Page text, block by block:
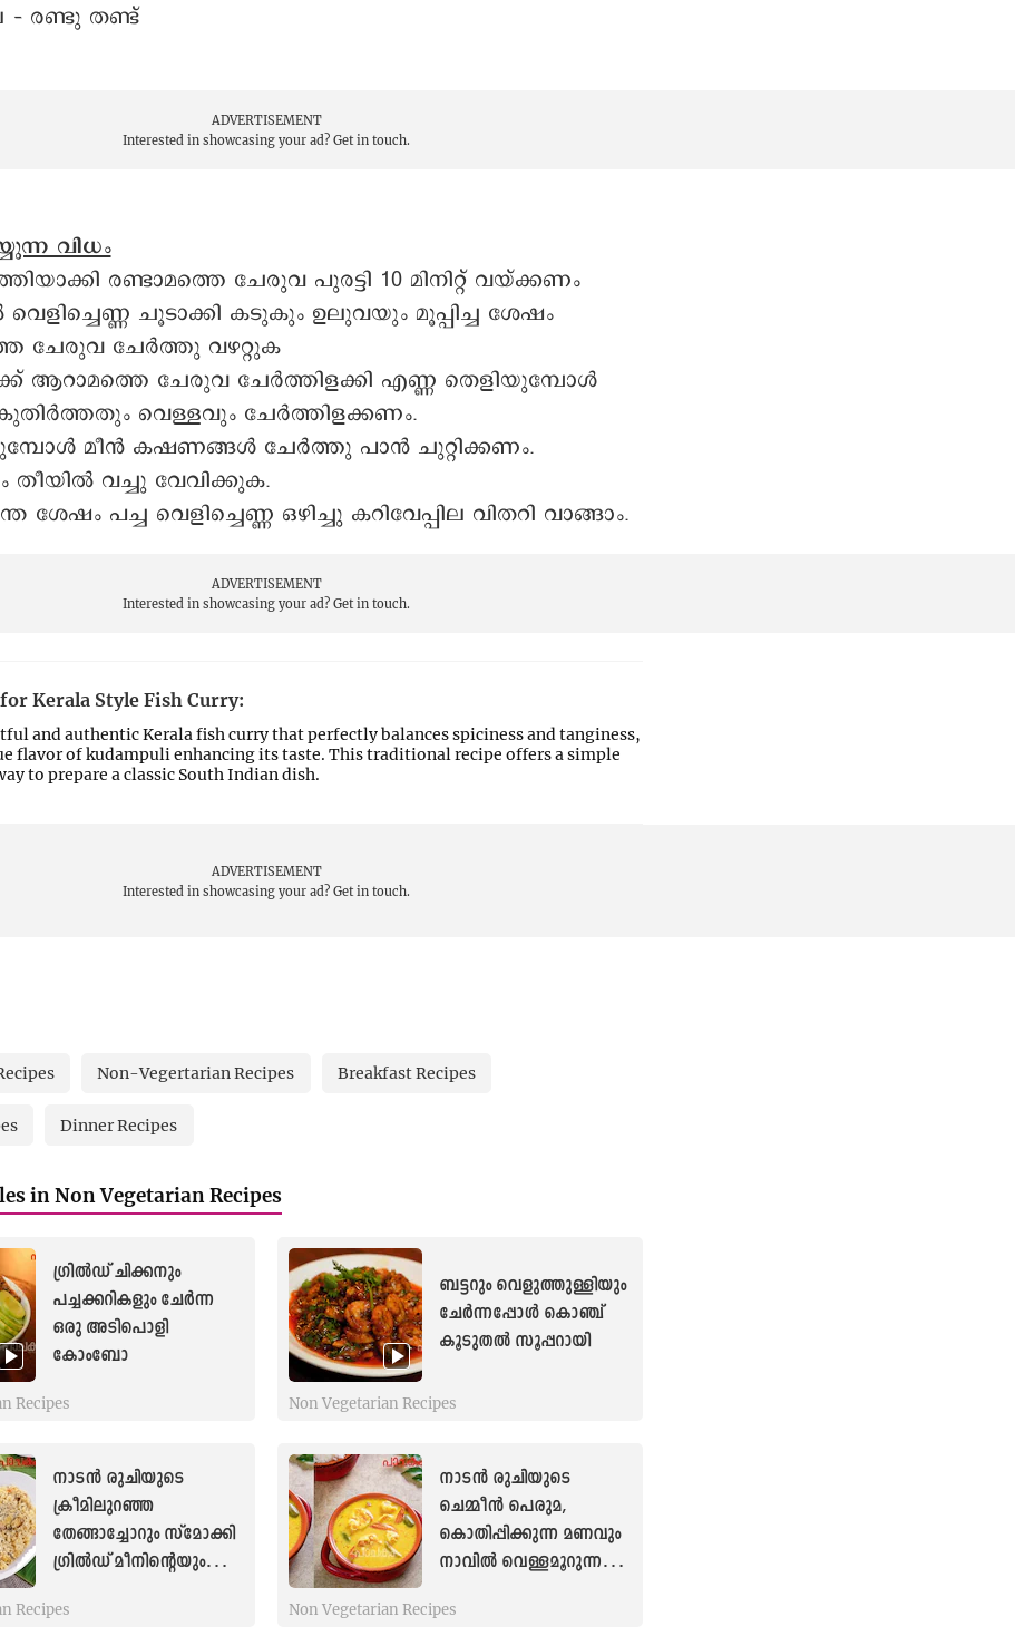
– രണ്ടു തണ്ട്
ADVERTISEMENT
Interested in showcasing your ad? Get in touch.
വിധം
രണ്ടാമത്തെ ചേരുവ പുരട്ടി 10 മിനിറ്റ് വയ്ക്കണം
വെളിച്ചെണ്ണ ചൂടാക്കി കടുകും ഉലുവയും മൂപ്പിച്ച ശേഷം
ചേരുവ ചേർത്തു വഴറ്റുക
ആറാമത്തെ ചേരുവ ചേർത്തിളക്കി എണ്ണ തെളിയുമ്പോൾ
വെള്ളവും ചേർത്തിളക്കണം.
മീൻ കഷണങ്ങൾ ചേർത്തു പാൻ ചുറ്റിക്കണം.
തീയിൽ വച്ചു വേവിക്കുക.
ശേഷം പച്ച വെളിച്ചെണ്ണ ഒഴിച്ചു കറിവേപ്പില വിതറി വാങ്ങാം.
ADVERTISEMENT
Interested in showcasing your ad? Get in touch.
for Kerala Style Fish Curry:
and authentic Kerala fish curry that perfectly balances spiciness and tanginess,
flavor of kudampuli enhancing its taste. This traditional recipe offers a simple
to prepare a classic South Indian dish.
ADVERTISEMENT
Interested in showcasing your ad? Get in touch.
Non-Vegertarian Recipes Breakfast Recipes
Dinner Recipes
in Non Vegetarian Recipes
ഗ്രിൽഡ് ചിക്കനും
പച്ചക്കറികളും ചേർന്ന
ഒരു അടിപൊളി
കോംബോ
Recipes
ബട്ടറും വെളുത്തുള്ളിയും
ചേർന്നപ്പോൾ കൊഞ്ച്
കൂടുതൽ സൂപ്പറായി
Non Vegetarian Recipes
നാടൻ രുചിയുടെ
ക്രീമിലുറഞ്ഞ
തേങ്ങാച്ചോറും സ്മോക്കി
ഗ്രിൽഡ് മീനിന്റെയും
Recipes
നാടൻ രുചിയുടെ
ചെമ്മീൻ പെരുമ,
കൊതിപ്പിക്കുന്ന മണവും
നാവിൽ വെള്ളമൂറുന്ന
Non Vegetarian Recipes